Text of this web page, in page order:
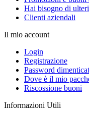
Hai bisogno di
Clienti aziendali
Il mio account
Login
Registrazione
Password
Dove è il mio
Riscossione buoni
Informazioni Utili